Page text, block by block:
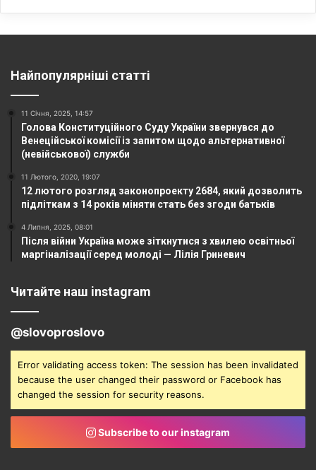
Найпопулярніші статті
11 Січня, 2025, 14:57
Голова Конституційного Суду України звернувся до
Венеційської комісії із запитом щодо альтернативної
(невійськової) служби
11 Лютого, 2020, 19:07
12 лютого розгляд законопроекту 2684, який дозволить
підліткам з 14 років міняти стать без згоди батьків
4 Липня, 2025, 08:01
Після війни Україна може зіткнутися з хвилею освітньої
маргіналізації серед молоді — Лілія Гриневич
Читайте наш instagram
@slovoproslovo
Error validating access token: The session has been invalidated
because the user changed their password or Facebook has
changed the session for security reasons.
Subscribe to our instagram